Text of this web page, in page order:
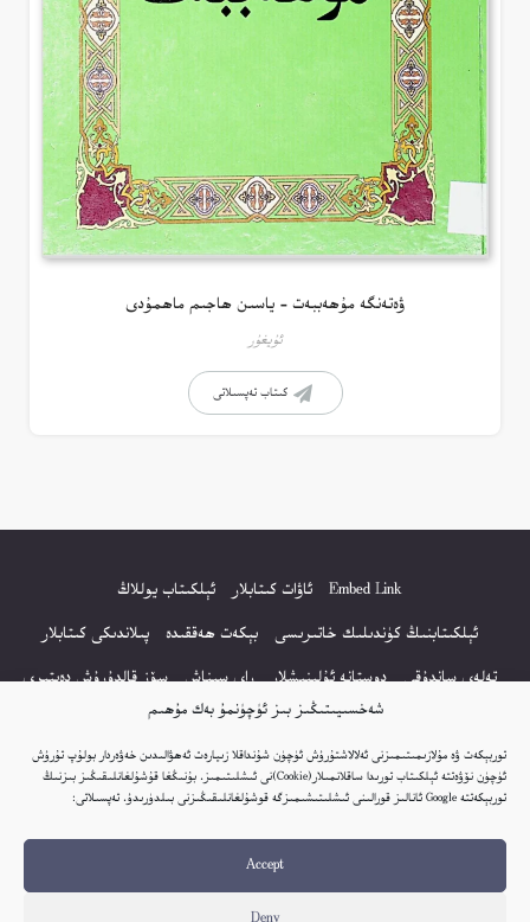
شەخسىيىتىڭىز بىز ئۈچۈنمۇ بەك مۇھىم
توربېكەت ۋە مۇلازىمىتىمىزنى ئەلالاشتۇرۇش ئۈچۈن شۇنداقلا زىيارەت ئەھۋالىدىن خەۋەردار بولۇپ تۇرۇش
ئۈچۈن نۆۋەتتە ئېلكىتاب تورىدا ساقلانمىلار(Cookie)نى ئىشلىتىمىز. بۇنىڭغا قۇشۇلغانلىقىڭىز بىزنىڭ
توربېكەتتە Google ئانالىز قورالىنى ئىشلىتىشىمىزگە قوشۇلغانلىقىڭىزنى بىلدۈرىدۇ. تەپسىلاتى:
Accept
ۋەتەنگە مۇھەببەت – ياسىن ھاجىم ماھمۇدى
ئۇيغۇر
كىتاب تەپسىلاتى
Embed Link ئاۋات كىتابلار
ئېلكىتاب يوللاڭ
ئېلكىتابنىڭ كۈندىلىك خاتىرىسى
بېكەت ھەققىدە
پىلاندىكى كىتابلار
تەلەي ساندۇقى
دوستانە ئۇلىنىشلار راي سىناش
سۆز قالدۇرۇش دەپتىرى
كۆپ سورالغان سۇئاللار
كىتاب تىزىملىكى
مەخپىيەتلىك باياناتى
نەشىر ھوقۇقى باياناتى
© 2017-2026 تور بېكەتنىڭ بارلىق ھوقۇقى ئېلكىتاب تورى غا مەنسۇپ.
تور بېكەت ھەققىدە تەكلىپ - پىكىر بولسا، تۆۋەندىكى ئېلخەت ئارقىلىق بېكەت